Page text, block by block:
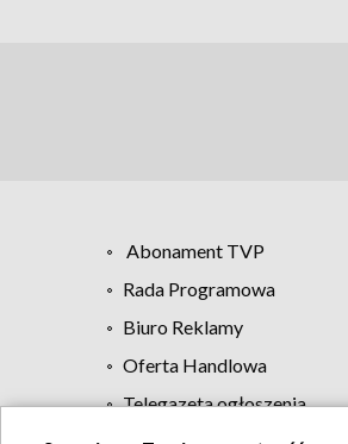
Abonament TVP
Rada Programowa
Biuro Reklamy
Oferta Handlowa
Telegazeta ogłoszenia